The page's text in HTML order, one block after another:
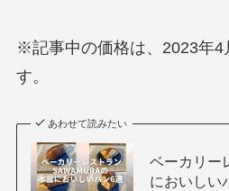
※記事中の価格は、2023年4
す。
あわせて読みたい
ベーカリー
においしい